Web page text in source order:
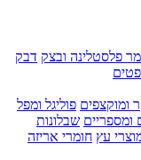
פלסטלינה ובצק דבק
ומוקצפים פוליגל ומפל
ומספריים שבלונות
עץ חומרי אריזה